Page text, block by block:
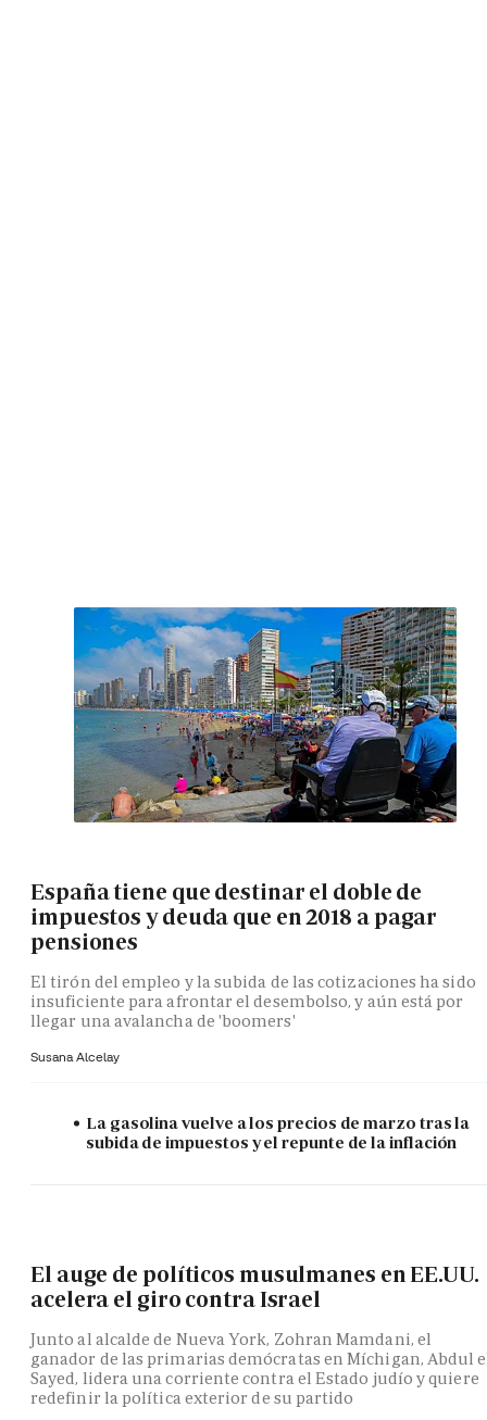
España tiene que destinar el doble de
impuestos y deuda que en 2018 a pagar
pensiones
El tirón del empleo y la subida de las cotizaciones ha sido
insuficiente para afrontar el desembolso, y aún está por
llegar una avalancha de 'boomers'
Susana Alcelay
La gasolina vuelve a los precios de marzo tras la
subida de impuestos y el repunte de la inflación
El auge de políticos musulmanes en EE.UU.
acelera el giro contra Israel
Junto al alcalde de Nueva York, Zohran Mamdani, el
ganador de las primarias demócratas en Míchigan, Abdul
Sayed, lidera una corriente contra el Estado judío y quiere
redefinir la política exterior de su partido